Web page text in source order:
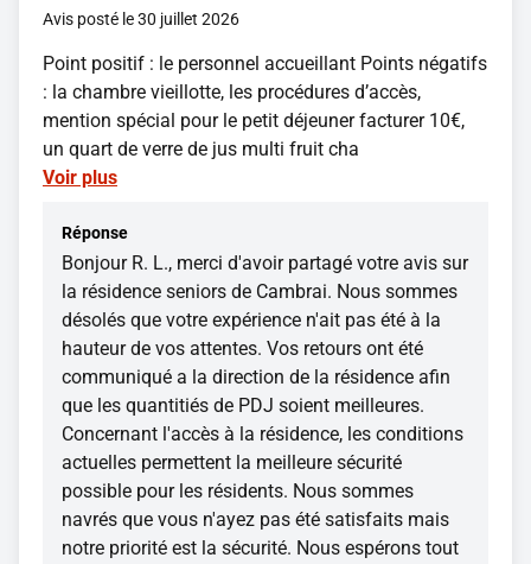
Avis posté le 30 juillet 2026
Point positif : le personnel accueillant Points négatifs
: la chambre vieillotte, les procédures d’accès,
mention spécial pour le petit déjeuner facturer 10€,
un quart de verre de jus multi fruit cha
Voir plus
Réponse
Bonjour R. L., merci d'avoir partagé votre avis sur
la résidence seniors de Cambrai. Nous sommes
désolés que votre expérience n'ait pas été à la
hauteur de vos attentes. Vos retours ont été
communiqué a la direction de la résidence afin
que les quantitiés de PDJ soient meilleures.
Concernant l'accès à la résidence, les conditions
actuelles permettent la meilleure sécurité
possible pour les résidents. Nous sommes
navrés que vous n'ayez pas été satisfaits mais
notre priorité est la sécurité. Nous espérons tout